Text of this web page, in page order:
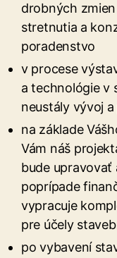
drobných
stretnutia a
poradenstvo
v procese
a technológie v
neustály vývoj
na základe
Vám náš
bude upravovať
poprípade
vypracuje
pre účely
po vybavení